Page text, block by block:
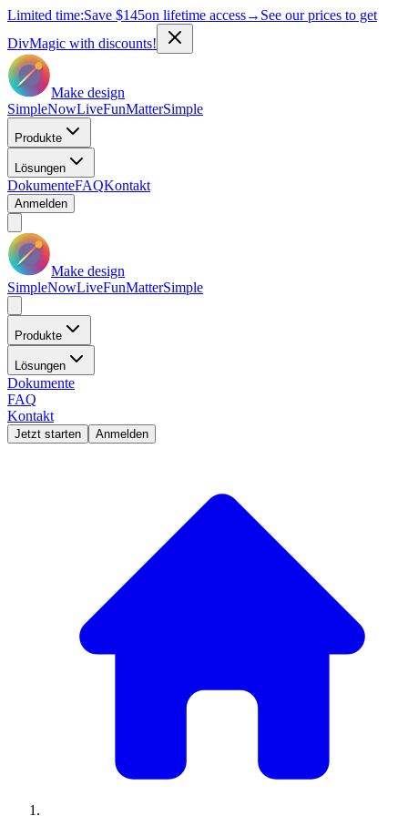
Limited time:Save $145on lifetime access→ See our prices to get
DivMagic with discounts!
Make design
SimpleNowLiveFunMatterSimple
Produkte
Lösungen
DokumenteFAQKontakt
Anmelden
Make design
SimpleNowLiveFunMatterSimple
Produkte
Lösungen
Dokumente
FAQ
Kontakt
Jetzt starten Anmelden